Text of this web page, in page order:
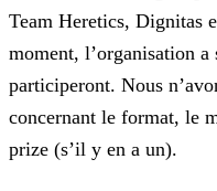
Team Heretics, Dignitas
moment, l’organisation a
participeront. Nous
concernant le format, le
prize (s’il y en a un).